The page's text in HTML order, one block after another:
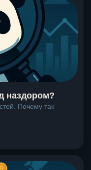
наздором?
Почему так